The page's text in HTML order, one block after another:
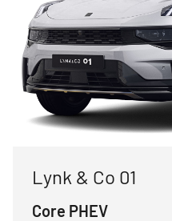
Lynk & Co 01
Core PHEV